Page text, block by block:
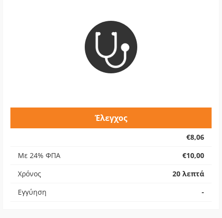
Έλεγχος
€8,06
Με 24% ΦΠΑ
€10,00
Χρόνος
20 λεπτά
Εγγύηση
-